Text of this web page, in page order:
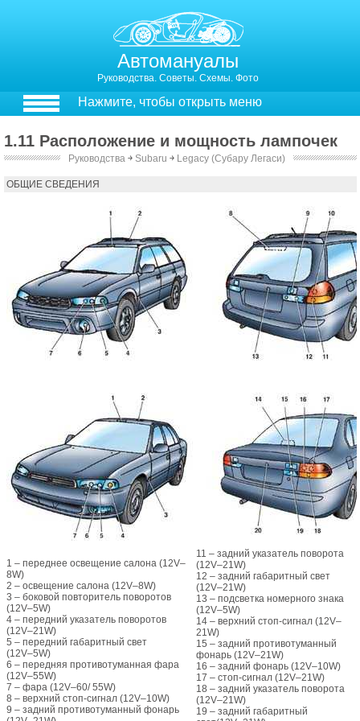
Автомануалы
Руководства. Советы. Схемы. Фото
Нажмите, чтобы открыть меню
1.11 Расположение и мощность лампочек
Руководства ￫ Subaru ￫ Legacy (Субару Легаси)
ОБЩИЕ СВЕДЕНИЯ
1 – переднее освещение салона (12V–
8W)
2 – освещение салона (12V–8W)
3 – боковой повторитель поворотов
(12V–5W)
4 – передний указатель поворотов
(12V–21W)
5 – передний габаритный свет
(12V–5W)
6 – передняя противотуманная фара
(12V–55W)
7 – фара (12V–60/ 55W)
8 – верхний стоп-сигнал (12V–10W)
9 – задний противотуманный фонарь
11 – задний указатель поворота
(12V–21W)
12 – задний габаритный свет
(12V–21W)
13 – подсветка номерного знака
(12V–5W)
14 – верхний стоп-сигнал (12V–
21W)
15 – задний противотуманный
фонарь (12V–21W)
16 – задний фонарь (12V–10W)
17 – стоп-сигнал (12V–21W)
18 – задний указатель поворота
(12V–21W)
19 – задний габаритный